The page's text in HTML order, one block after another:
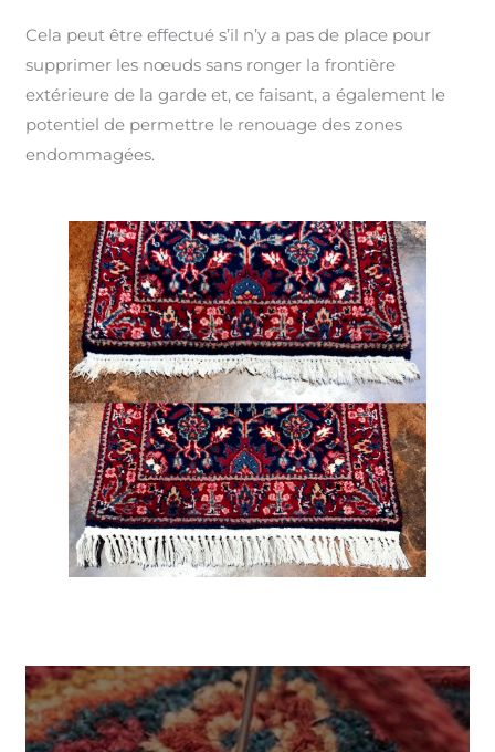
Cela peut être effectué s’il n’y a pas de place pour
supprimer les nœuds sans ronger la frontière
extérieure de la garde et, ce faisant, a également le
potentiel de permettre le renouage des zones
endommagées.